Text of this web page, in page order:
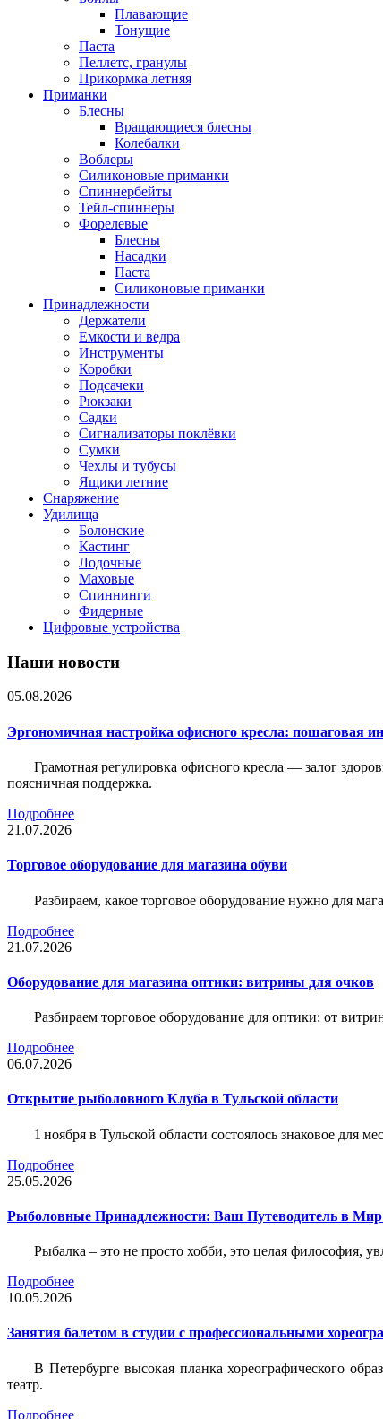
Плавающие
Тонущие
Паста
Пеллетс, гранулы
Прикормка летняя
Приманки
Блесны
Вращающиеся блесны
Колебалки
Воблеры
Силиконовые приманки
Спиннербейты
Тейл-спиннеры
Форелевые
Блесны
Насадки
Паста
Силиконовые приманки
Принадлежности
Держатели
Емкости и ведра
Инструменты
Коробки
Подсачеки
Рюкзаки
Садки
Сигнализаторы поклёвки
Сумки
Чехлы и тубусы
Ящики летние
Снаряжение
Удилища
Болонские
Кастинг
Лодочные
Маховые
Спиннинги
Фидерные
Цифровые устройства
Наши новости
05.08.2026
Эргономичная настройка офисного кресла: пошаговая
Грамотная регулировка офисного кресла — залог
поясничная поддержка.
Подробнее
21.07.2026
Торговое оборудование для магазина обуви
Разбираем, какое торговое оборудование нужно для
Подробнее
21.07.2026
Оборудование для магазина оптики: витрины для очков
Разбираем торговое оборудование для оптики: от
Подробнее
06.07.2026
Открытие рыболовного Клуба в Тульской области
1 ноября в Тульской области состоялось знаковое
Подробнее
25.05.2026
Рыболовные Принадлежности: Ваш Путеводитель в
Рыбалка – это не просто хобби, это целая философия,
Подробнее
10.05.2026
Занятия балетом в студии с профессиональными
В Петербурге высокая планка хореографического
театр.
Подробнее